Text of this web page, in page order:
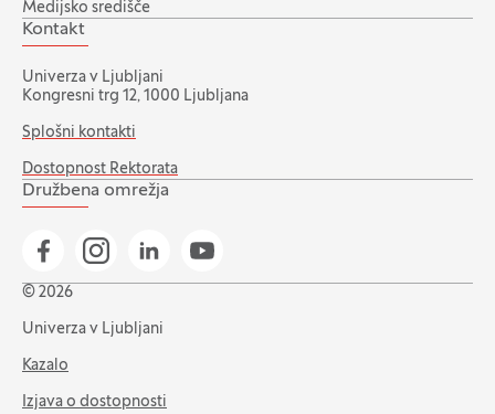
Medijsko središče
Kontakt
Univerza v Ljubljani
Kongresni trg 12, 1000 Ljubljana
Splošni kontakti
Dostopnost Rektorata
Družbena omrežja
Pojdi na našo Facebook stran
Pojdi na našo Instagram stran
Pojdi na Linkedin stran
Pojdi na YouTube stran
© 2026
Univerza v Ljubljani
Kazalo
Izjava o dostopnosti